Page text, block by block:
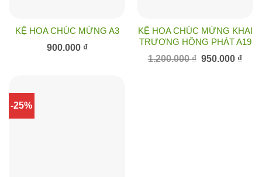
KỆ HOA CHÚC MỪNG A3
900.000 ₫
KỆ HOA CHÚC MỪNG KHAI
TRƯƠNG HỒNG PHÁT A19
1.200.000₫ Giá
950.000 ₫Giá
-25%